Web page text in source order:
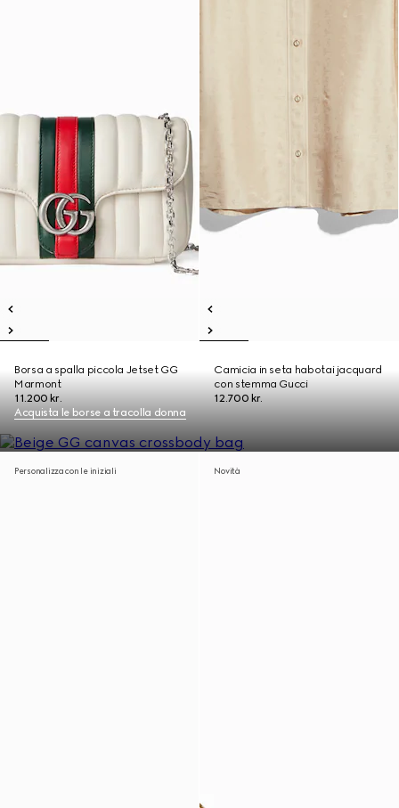
Borsa a spalla piccola Jetset GG
Marmont
11.200 kr.
Camicia in seta habotai jacquard
con stemma Gucci
12.700 kr.
Acquista le borse a tracolla donna
Personalizza con le iniziali Novità